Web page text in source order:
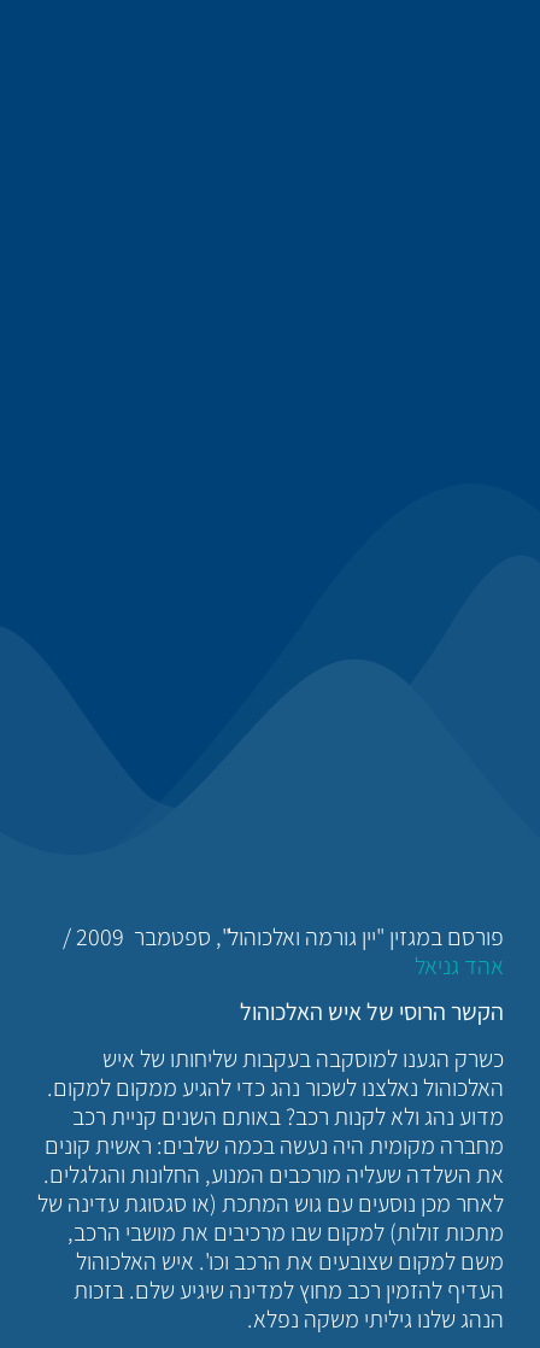
פורסם במגזין "יין גורמה ואלכוהול", ספטמבר 2009 /
אהד גניאל
הקשר הרוסי של איש האלכוהול
כשרק הגענו למוסקבה בעקבות שליחותו של איש
האלכוהול נאלצנו לשכור נהג כדי להגיע ממקום למקום.
מדוע נהג ולא לקנות רכב? באותם השנים קניית רכב
מחברה מקומית היה נעשה בכמה שלבים: ראשית קונים
את השלדה שעליה מורכבים המנוע, החלונות והגלגלים.
לאחר מכן נוסעים עם גוש המתכת (או סגסוגת עדינה של
מתכות זולות) למקום שבו מרכיבים את מושבי הרכב,
משם למקום שצובעים את הרכב וכו'. איש האלכוהול
העדיף להזמין רכב מחוץ למדינה שיגיע שלם. בזכות
הנהג שלנו גיליתי משקה נפלא.